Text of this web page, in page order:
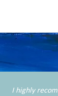
I highly